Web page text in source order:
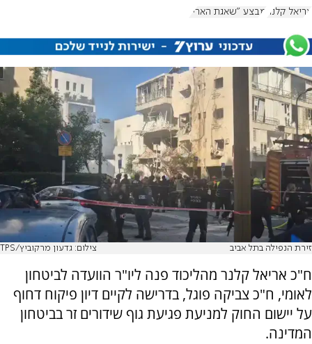
אריאל קלנר מבצע "שאגת הארי"
זירת הנפילה בתל אביב צילום: גדעון מרקוביץ/TPS
ח"כ אריאל קלנר מהליכוד פנה ליו"ר הוועדה לביטחון
לאומי, ח"כ צביקה פוגל, בדרישה לקיים דיון פיקוח דחוף
על יישום החוק למניעת פגיעת גוף שידורים זר בביטחון
המדינה.